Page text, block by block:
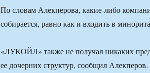
По словам Алекперова, какие-либо
собирается, равно как и входить в
«ЛУКОЙЛ» также не получал никаких
ее дочерних структур, сообщил